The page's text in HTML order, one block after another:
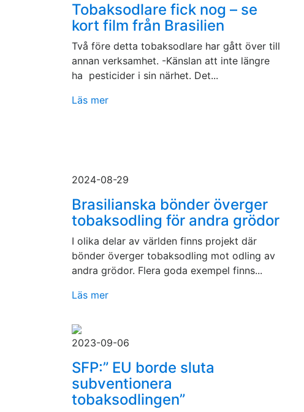
Tobaksodlare fick nog – se
kort film från Brasilien
Två före detta tobaksodlare har gått över till
annan verksamhet. -Känslan att inte längre
ha pesticider i sin närhet. Det...
Läs mer
2024-08-29
Brasilianska bönder överger
tobaksodling för andra grödor
I olika delar av världen finns projekt där
bönder överger tobaksodling mot odling av
andra grödor. Flera goda exempel finns...
Läs mer
2023-09-06
SFP:” EU borde sluta
subventionera
tobaksodlingen”